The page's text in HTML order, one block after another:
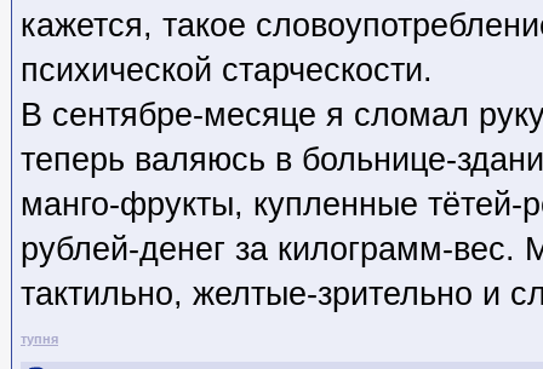
кажется, такое
психической старческости.
В сентябре-месяце я сломал
теперь валяюсь в больнице-
манго-фрукты, купленные тётей-
рублей-денег за килограмм-вес.
тактильно, желтые-зрительно и
тупня